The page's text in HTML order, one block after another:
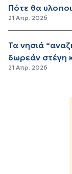
Πότε θα
21 Απρ. 2026
Τα νησιά
δωρεάν στέγη
21 Απρ. 2026